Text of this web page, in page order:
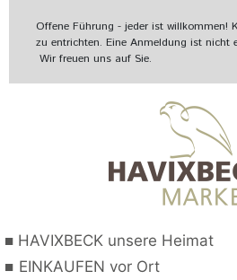
Offene Führung - jeder ist willkommen!
zu entrichten. Eine Anmeldung ist nicht
Wir freuen uns auf Sie.
■ HAVIXBECK unsere Heimat
■ EINKAUFEN vor Ort